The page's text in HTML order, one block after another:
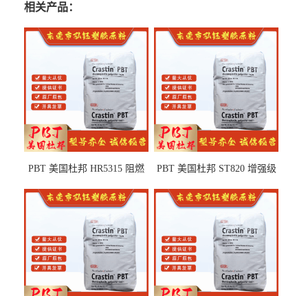
相关产品：
PBT 美国杜邦 HR5315 阻燃
部件
PBT 美国杜邦 ST820 增强级